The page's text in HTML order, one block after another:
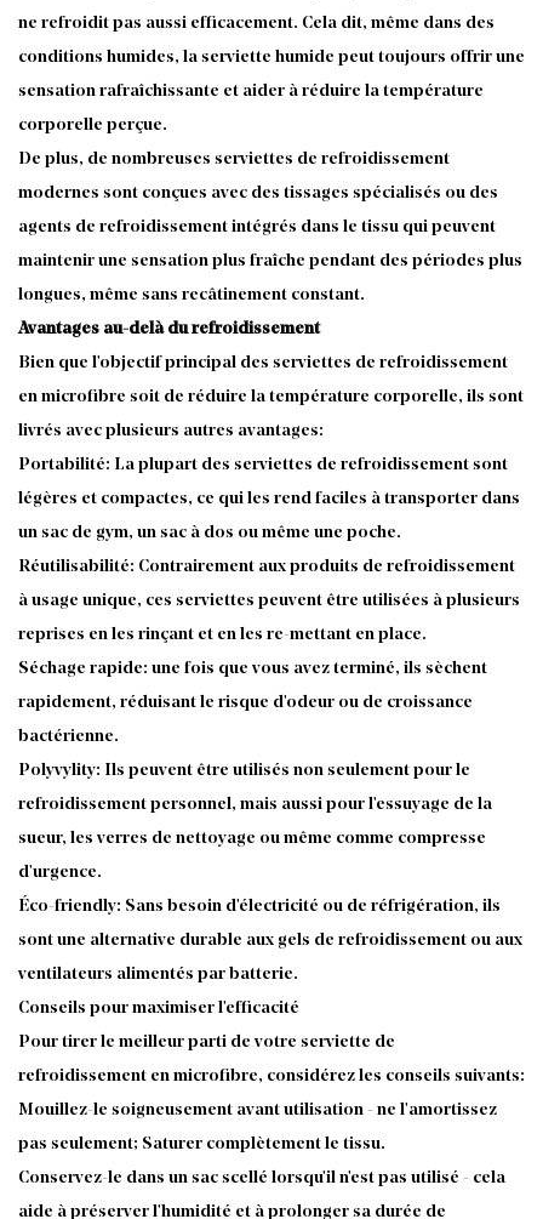
ne refroidit pas aussi efficacement. Cela dit, même dans des
conditions humides, la serviette humide peut toujours offrir une
sensation rafraîchissante et aider à réduire la température
corporelle perçue.
De plus, de nombreuses serviettes de refroidissement
modernes sont conçues avec des tissages spécialisés ou des
agents de refroidissement intégrés dans le tissu qui peuvent
maintenir une sensation plus fraîche pendant des périodes plus
longues, même sans recâtinement constant.
Avantages au-delà du refroidissement
Bien que l'objectif principal des serviettes de refroidissement
en microfibre soit de réduire la température corporelle, ils sont
livrés avec plusieurs autres avantages:
Portabilité: La plupart des serviettes de refroidissement sont
légères et compactes, ce qui les rend faciles à transporter dans
un sac de gym, un sac à dos ou même une poche.
Réutilisabilité: Contrairement aux produits de refroidissement
à usage unique, ces serviettes peuvent être utilisées à plusieurs
reprises en les rinçant et en les re-mettant en place.
Séchage rapide: une fois que vous avez terminé, ils sèchent
rapidement, réduisant le risque d'odeur ou de croissance
bactérienne.
Polyvylity: Ils peuvent être utilisés non seulement pour le
refroidissement personnel, mais aussi pour l'essuyage de la
sueur, les verres de nettoyage ou même comme compresse
d'urgence.
Éco-friendly: Sans besoin d'électricité ou de réfrigération, ils
sont une alternative durable aux gels de refroidissement ou aux
ventilateurs alimentés par batterie.
Conseils pour maximiser l'efficacité
Pour tirer le meilleur parti de votre serviette de
refroidissement en microfibre, considérez les conseils suivants:
Mouillez-le soigneusement avant utilisation - ne l'amortissez
pas seulement; Saturer complètement le tissu.
Conservez-le dans un sac scellé lorsqu'il n'est pas utilisé - cela
aide à préserver l'humidité et à prolonger sa durée de